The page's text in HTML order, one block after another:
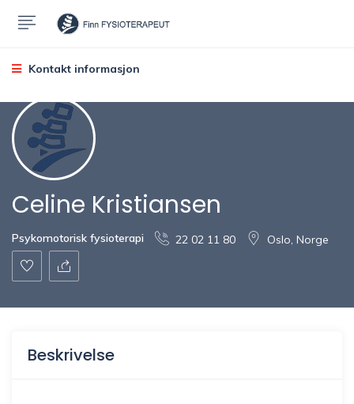
Kontakt informasjon
Celine Kristiansen
Psykomotorisk fysioterapi 22 02 11 80 Oslo, Norge
Beskrivelse